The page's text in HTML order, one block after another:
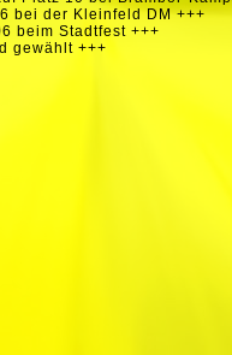
bei der Kleinfeld DM +++
beim Stadtfest +++
gewählt +++